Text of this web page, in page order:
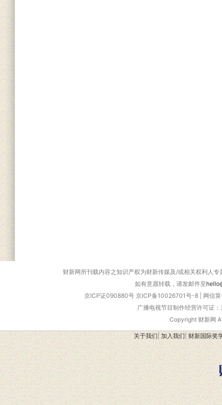
财新网所刊载内容之知识产权为财新传媒及/或相关权利人
如有意愿转载，请发邮件至
京ICP证090880号 京ICP备10026701号-8
网信
广播电视节目制作经营许可证
Copyright 财新网
关于我们 |加入我们 财新国际奖